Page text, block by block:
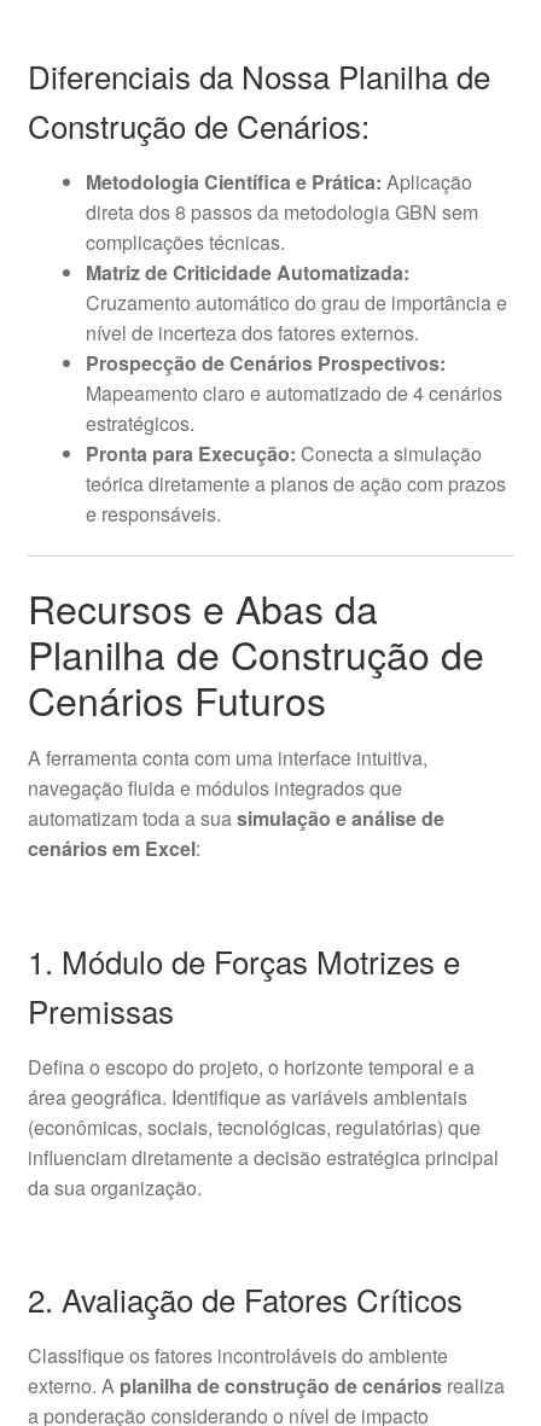
Diferenciais da Nossa Planilha de
Construção de Cenários:
Metodologia Científica e Prática: Aplicação
direta dos 8 passos da metodologia GBN sem
complicações técnicas.
Matriz de Criticidade Automatizada:
Cruzamento automático do grau de importância e
nível de incerteza dos fatores externos.
Prospecção de Cenários Prospectivos:
Mapeamento claro e automatizado de 4 cenários
estratégicos.
Pronta para Execução: Conecta a simulação
teórica diretamente a planos de ação com prazos
e responsáveis.
Recursos e Abas da
Planilha de Construção de
Cenários Futuros
A ferramenta conta com uma interface intuitiva,
navegação fluida e módulos integrados que
automatizam toda a suasimulação e análise de
cenários em Excel:
1. Módulo de Forças Motrizes e
Premissas
Defina o escopo do projeto, o horizonte temporal e a
área geográfica. Identifique as variáveis ambientais
(econômicas, sociais, tecnológicas, regulatórias) que
influenciam diretamente a decisão estratégica principal
da sua organização.
2. Avaliação de Fatores Críticos
Classifique os fatores incontroláveis do ambiente
externo. A planilha de construção de cenáriosrealiza
a ponderação considerando o nível de impacto